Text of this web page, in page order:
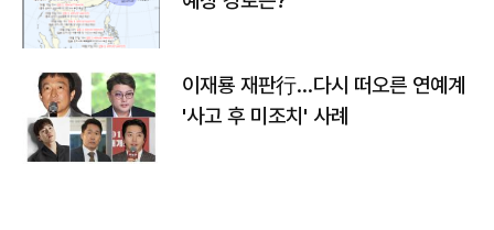
이재룡 재판行…다시 떠오른 연예계
'사고 후 미조치' 사례